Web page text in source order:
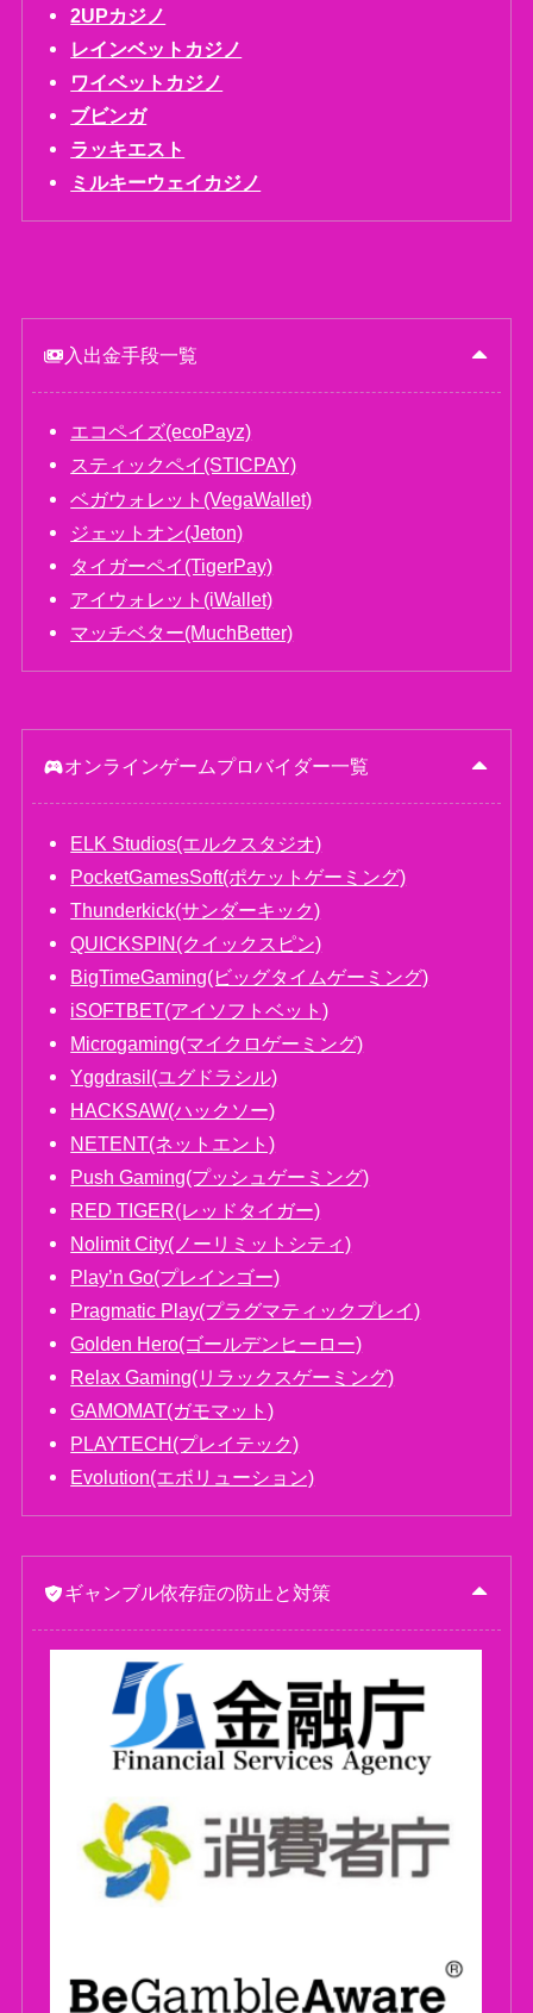
2UPカジノ
レインベットカジノ
ワイベットカジノ
ブビンガ
ラッキエスト
ミルキーウェイカジノ
入出金手段一覧
エコペイズ(ecoPayz)
スティックペイ(STICPAY)
ベガウォレット(VegaWallet)
ジェットオン(Jeton)
タイガーペイ(TigerPay)
アイウォレット(iWallet)
マッチベター(MuchBetter)
オンラインゲームプロバイダー一覧
ELK Studios(エルクスタジオ)
PocketGamesSoft(ポケットゲーミング)
Thunderkick(サンダーキック)
QUICKSPIN(クイックスピン)
BigTimeGaming(ビッグタイムゲーミング)
iSOFTBET(アイソフトベット)
Microgaming(マイクロゲーミング)
Yggdrasil(ユグドラシル)
HACKSAW(ハックソー)
NETENT(ネットエント)
Push Gaming(プッシュゲーミング)
RED TIGER(レッドタイガー)
Nolimit City(ノーリミットシティ)
Play’n Go(プレインゴー)
Pragmatic Play(プラグマティックプレイ)
Golden Hero(ゴールデンヒーロー)
Relax Gaming(リラックスゲーミング)
GAMOMAT(ガモマット)
PLAYTECH(プレイテック)
Evolution(エボリューション)
ギャンブル依存症の防止と対策